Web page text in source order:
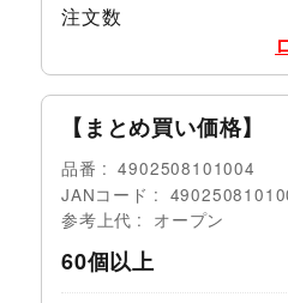
注文数
【まとめ買い価格】
品番
4902508101004
JANコード
参考上代
オープン
60個以上